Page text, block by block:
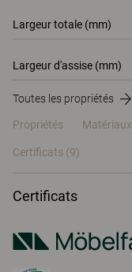
Largeur totale (mm)
Largeur d'assise (mm)
Toutes les propriétés
Propriétés Matériaux
Certificats (9)
Certificats